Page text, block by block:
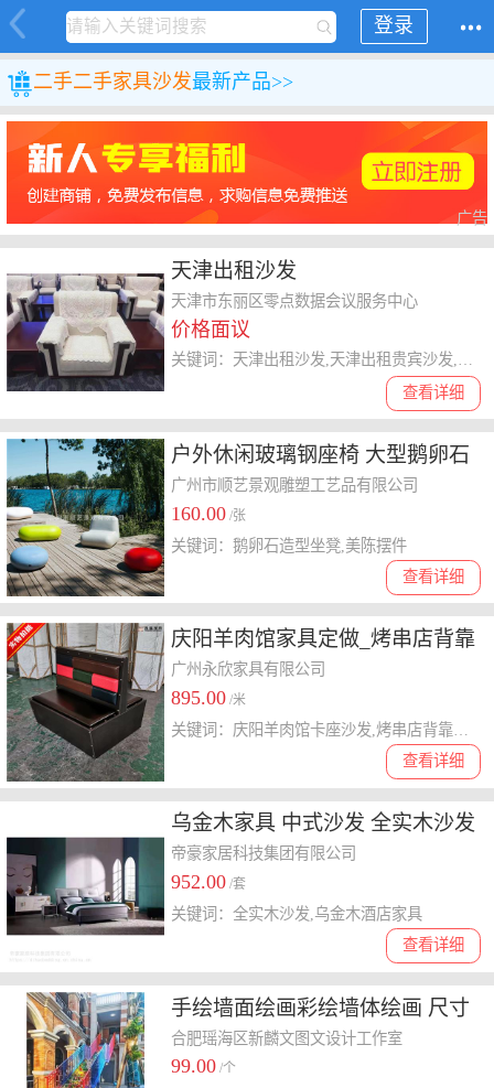
登录
二手二手家具沙发最新产品>>
广告
天津出租沙发
天津市东丽区零点数据会议服务中心
价格面议
查看详细
户外休闲玻璃钢座椅 大型鹅卵石
造型坐凳 广场园林景观美陈摆件
广州市顺艺景观雕塑工艺品有限公司
160.00 /张
查看详细
关键词：鹅卵石造型坐凳,美陈摆件
庆阳羊肉馆家具定做_烤串店背靠
背卡座沙发
广州永欣家具有限公司
895.00 /米
查看详细
乌金木家具 中式沙发 全实木沙发
乌金木酒店家具 胥氏帝豪
帝豪家居科技集团有限公司
952.00 /套
查看详细
关键词：全实木沙发,乌金木酒店家具
手绘墙面绘画彩绘墙体绘画 尺寸
定制图案定制 装饰空间
合肥瑶海区新麟文图文设计工作室
99.00 /个